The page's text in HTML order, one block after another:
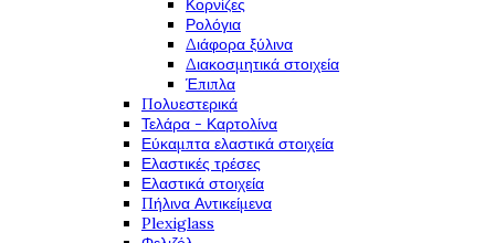
Κορνίζες
Ρολόγια
Διάφορα ξύλινα
Διακοσμητικά στοιχεία
Έπιπλα
Πολυεστερικά
Τελάρα - Καρτολίνα
Εύκαμπτα ελαστικά στοιχεία
Ελαστικές τρέσες
Ελαστικά στοιχεία
Πήλινα Αντικείμενα
Plexiglass